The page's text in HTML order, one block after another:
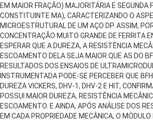
EM MAIOR FRAÇÃO) MAJORITÁRIA E SEGUNDA
CONSTITUINTE MA), CARACTERIZANDO O
MICROESTRUTURAL DE UM AÇO DP. ASSIM,
CONCENTRAÇÃO MUITO GRANDE DE FERRITA
ESPERAR QUE A DUREZA, A RESISTÊNCIA
ESCOAMENTO DELA SEJA MAIOR QUE AS DO
RESULTADOS DOS ENSAIOS DE
INSTRUMENTADA PODE-SE PERCEBER QUE
DUREZA VICKERS, DHV-1, DHV-2 E HIT,
POSSUI MAIOR DUREZA, RESISTÊNCIA
ESCOAMENTO. E AINDA, APÓS ANÁLISE DOS
EM CADA PROPRIEDADE MECÂNICA, O MÓDULO